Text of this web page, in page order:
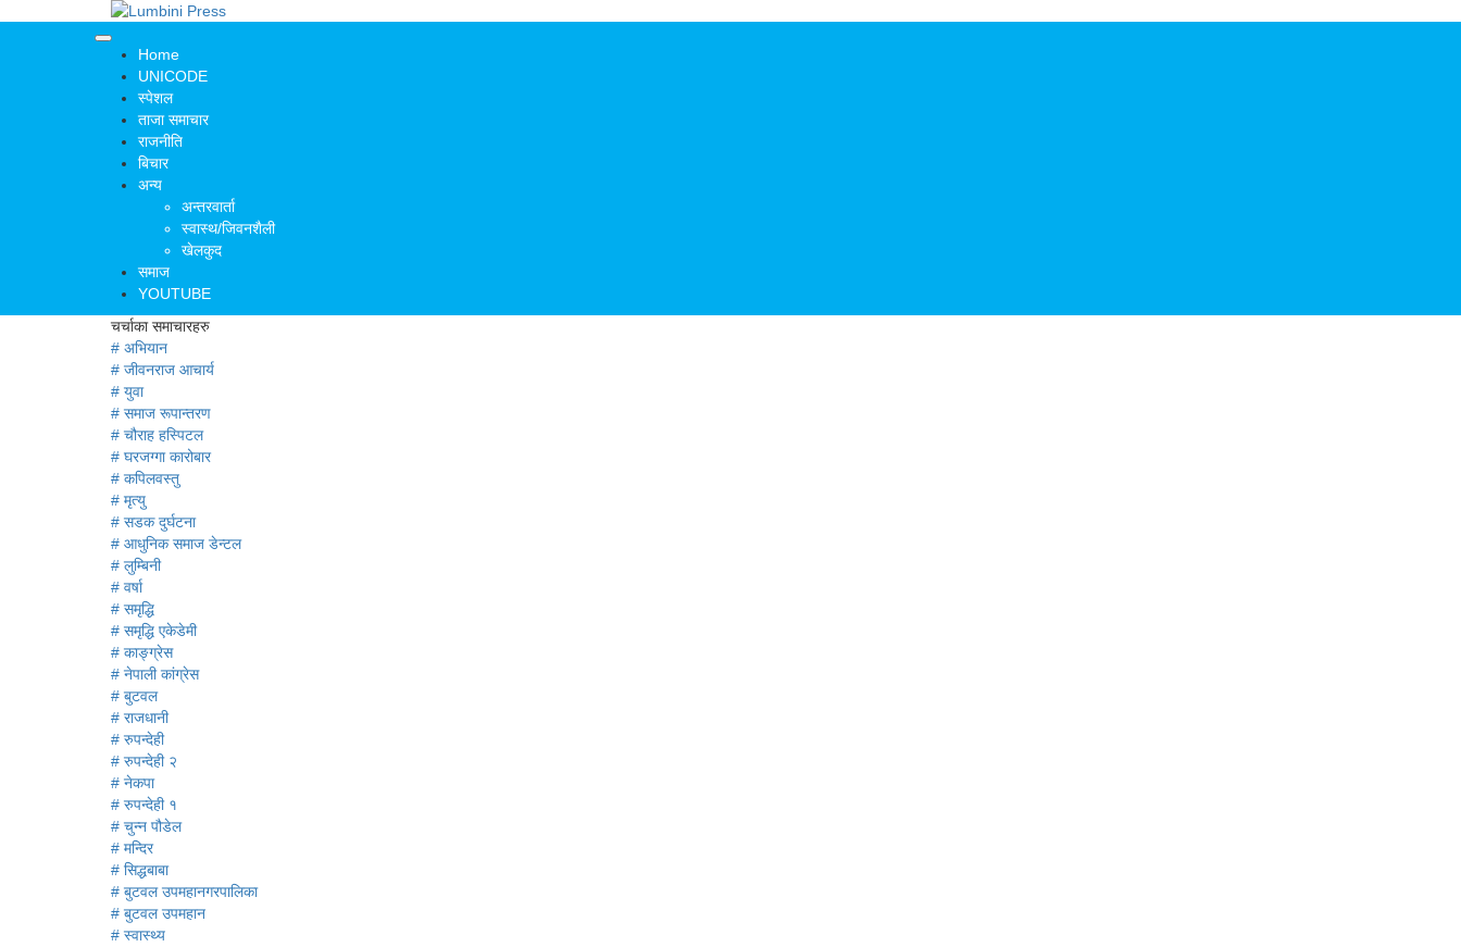
Home
UNICODE
स्पेशल
ताजा समाचार
राजनीति
बिचार
अन्य
अन्तरवार्ता
स्वास्थ/जिवनशैली
खेलकुद
समाज
YOUTUBE
चर्चाका समाचारहरु
# अभियान
# जीवनराज आचार्य
# युवा
# समाज रूपान्तरण
# चौराह हस्पिटल
# घरजग्गा कारोबार
# कपिलवस्तु
# मृत्यु
# सडक दुर्घटना
# आधुनिक समाज डेन्टल
# लुम्बिनी
# वर्षा
# समृद्धि
# समृद्धि एकेडेमी
# काङ्ग्रेस
# नेपाली कांग्रेस
# बुटवल
# राजधानी
# रुपन्देही
# रुपन्देही २
# नेकपा
# रुपन्देही १
# चुन्न पौडेल
# मन्दिर
# सिद्धबाबा
# बुटवल उपमहानगरपालिका
# बुटवल उपमहान
# स्वास्थ्य